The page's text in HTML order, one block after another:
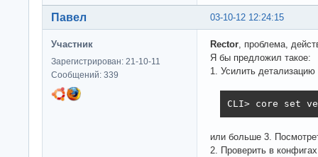
03-10-12 12:24:15
Павел
Участник
Зарегистрирован: 21-10-11
Сообщений: 339
Rector , проблема,
Я бы предложил такое:
1. Усилить детализацию
CLI> core set
или больше 3.
2. Проверить в